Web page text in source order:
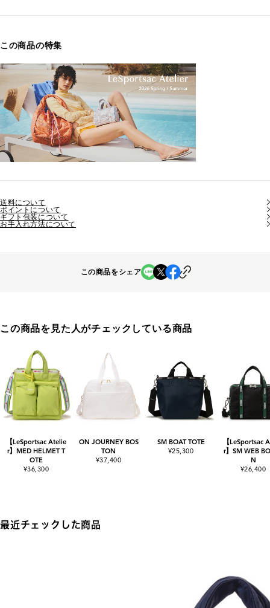
この商品の特集
送料について
ポイントについて
ギフト包装について
お手入れ方法について
この商品をシェア
この商品を見た人がチェックしている商品
【LeSportsac Atelie
r】MED HELMET T
OTE
¥36,300
ON JOURNEY BOS
TON
¥37,400
SM BOAT TOTE
¥25,300
【LeSportsac
r】SM WEB
N
¥26,400
最近チェックした商品